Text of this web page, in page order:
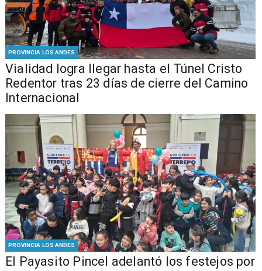
PROVINCIA LOS ANDES
Vialidad logra llegar hasta el Túnel Cristo
Redentor tras 23 días de cierre del Camino
Internacional
PROVINCIA LOS ANDES
El Payasito Pincel adelantó los festejos por